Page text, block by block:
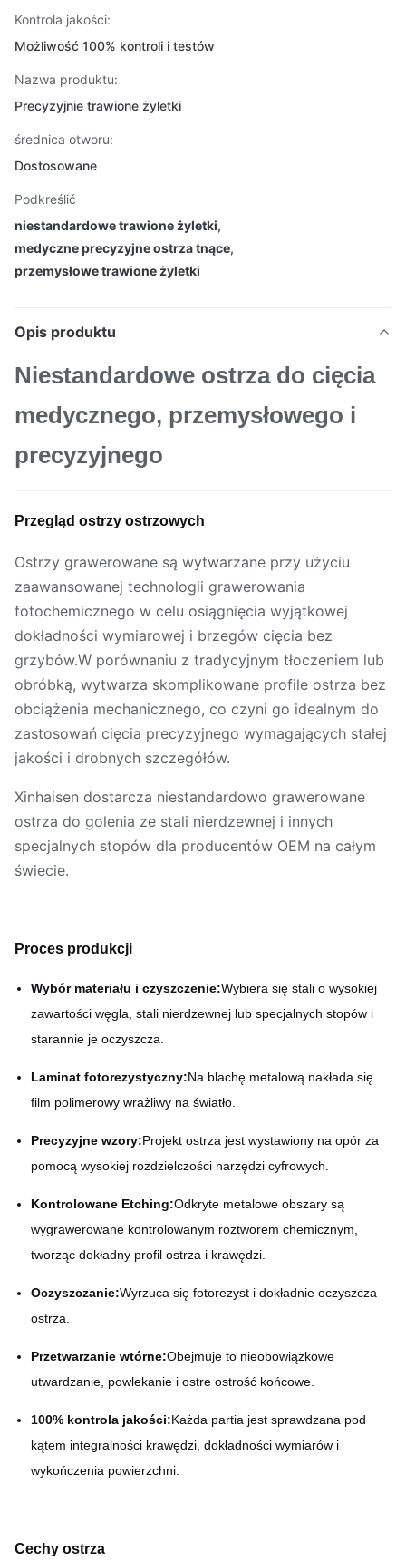
Kontrola jakości:
Możliwość 100% kontroli i testów
Nazwa produktu:
Precyzyjnie trawione żyletki
średnica otworu:
Dostosowane
Podkreślić
niestandardowe trawione żyletki,
medyczne precyzyjne ostrza tnące,
przemysłowe trawione żyletki
Opis produktu
Niestandardowe ostrza do cięcia
medycznego, przemysłowego i
precyzyjnego
Przegląd ostrzy ostrzowych
Ostrzy grawerowane są wytwarzane przy użyciu
zaawansowanej technologii grawerowania
fotochemicznego w celu osiągnięcia wyjątkowej
dokładności wymiarowej i brzegów cięcia bez
grzybów.W porównaniu z tradycyjnym tłoczeniem lub
obróbką, wytwarza skomplikowane profile ostrza bez
obciążenia mechanicznego, co czyni go idealnym do
zastosowań cięcia precyzyjnego wymagających stałej
jakości i drobnych szczegółów.
Xinhaisen dostarcza niestandardowo grawerowane
ostrza do golenia ze stali nierdzewnej i innych
specjalnych stopów dla producentów OEM na całym
świecie.
Proces produkcji
Wybór materiału i czyszczenie:Wybiera się stali o wysokiej
zawartości węgla, stali nierdzewnej lub specjalnych stopów i
starannie je oczyszcza.
Laminat fotorezystyczny:Na blachę metalową nakłada się
film polimerowy wrażliwy na światło.
Precyzyjne wzory:Projekt ostrza jest wystawiony na opór za
pomocą wysokiej rozdzielczości narzędzi cyfrowych.
Kontrolowane Etching:Odkryte metalowe obszary są
wygrawerowane kontrolowanym roztworem chemicznym,
tworząc dokładny profil ostrza i krawędzi.
Oczyszczanie:Wyrzuca się fotorezyst i dokładnie oczyszcza
ostrza.
Przetwarzanie wtórne:Obejmuje to nieobowiązkowe
utwardzanie, powlekanie i ostre ostrość końcowe.
100% kontrola jakości:Każda partia jest sprawdzana pod
kątem integralności krawędzi, dokładności wymiarów i
wykończenia powierzchni.
Cechy ostrza